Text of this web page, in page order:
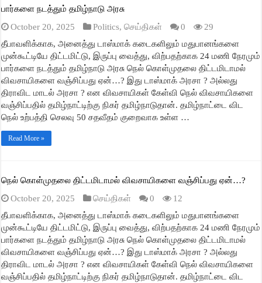
பார்களை நடத்தும் தமிழ்நாடு அரசு
October 20, 2025
Politics,செய்திகள் 0
29
தீபாவளிக்காக, அனைத்து டாஸ்மாக் கடைகளிலும் மதுபானங்களை
முன்கூட்டியே திட்டமிட்டு, இருப்பு வைத்து, விற்பதற்காக 24 மணி நேரமும்
பார்களை நடத்தும் தமிழ்நாடு அரசு நெல் கொள்முதலை திட்டமிடாமல்
விவசாயிகளை வஞ்சிப்பது ஏன்…? இது டாஸ்மாக் அரசா ? அல்லது
திராவிட மாடல் அரசா ? என விவசாயிகள் கேள்வி நெல் விவசாயிகளை
வஞ்சிப்பதில் தமிழ்நாட்டிற்கு நிகர் தமிழ்நாடுதான். தமிழ்நாட்டை விட
நெல் உற்பத்தி செலவு 50 சதவீதம் குறைவாக உள்ள …
Read More »
நெல் கொள்முதலை திட்டமிடாமல் விவசாயிகளை வஞ்சிப்பது ஏன்…?
October 20, 2025
செய்திகள் 0
12
தீபாவளிக்காக, அனைத்து டாஸ்மாக் கடைகளிலும் மதுபானங்களை
முன்கூட்டியே திட்டமிட்டு, இருப்பு வைத்து, விற்பதற்காக 24 மணி நேரமும்
பார்களை நடத்தும் தமிழ்நாடு அரசு நெல் கொள்முதலை திட்டமிடாமல்
விவசாயிகளை வஞ்சிப்பது ஏன்…? இது டாஸ்மாக் அரசா ? அல்லது
திராவிட மாடல் அரசா ? என விவசாயிகள் கேள்வி நெல் விவசாயிகளை
வஞ்சிப்பதில் தமிழ்நாட்டிற்கு நிகர் தமிழ்நாடுதான். தமிழ்நாட்டை விட